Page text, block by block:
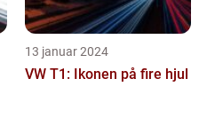
13 januar 2024
VW T1: Ikonen på fire hjul